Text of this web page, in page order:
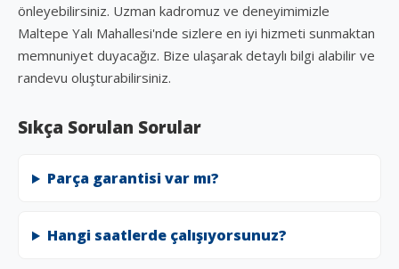
önleyebilirsiniz. Uzman kadromuz ve deneyimimizle
Maltepe Yalı Mahallesi'nde sizlere en iyi hizmeti sunmaktan
memnuniyet duyacağız. Bize ulaşarak detaylı bilgi alabilir ve
randevu oluşturabilirsiniz.
Sıkça Sorulan Sorular
Parça garantisi var mı?
Hangi saatlerde çalışıyorsunuz?